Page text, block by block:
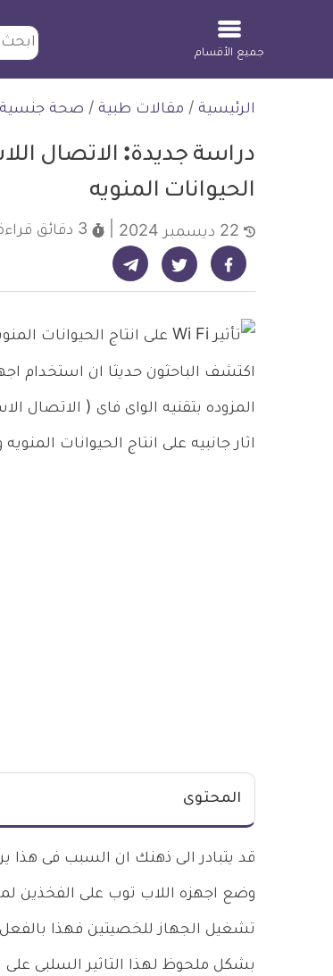
ابحث
جميع الأقسام
الرئيسية / مقالات طبية / صحة جنسية
الحيوانات المنويه
3 دقائق
شارك على فيسبوك - ديلي ميديكال انفو شارك على تويتر - ديلي ميديكال انفو شارك على تيليجرام - ديلي ميديكال انفو
اكتشف الباحثون حديثا ان استخدام
المزوده بتقنيه الواى فاى ( الاتصال
اثار جانبيه على انتاج الحيوانات
المحتوى
قد يتبادر الى ذهنك ان السبب فى هذا
وضع اجهزه اللاب توب على الفخذين
تشغيل الجهاز للخصيتين فهذا
بشكل ملحوظ لهذا التاثير السلبى على